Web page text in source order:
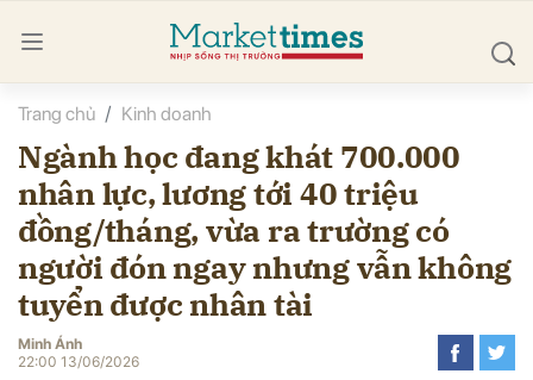
Trang chủ Kinh doanh
Ngành học đang khát 700.000
nhân lực, lương tới 40 triệu
đồng/tháng, vừa ra trường có
người đón ngay nhưng vẫn không
tuyển được nhân tài
Minh Ánh
22:00 13/06/2026
luận